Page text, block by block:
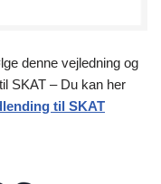
denne vejledning og
SKAT – Du kan her
til SKAT